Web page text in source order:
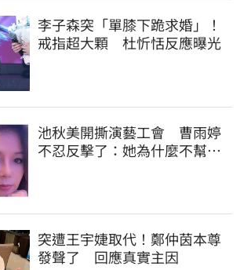
李子森突「單膝下跪求婚」！
戒指超大顆 杜忻恬反應曝光
池秋美開撕演藝工會 曹雨婷
不忍反擊了：她為什麼不幫田
突遭王宇婕取代！鄭仲茵本尊
發聲了 回應真實主因